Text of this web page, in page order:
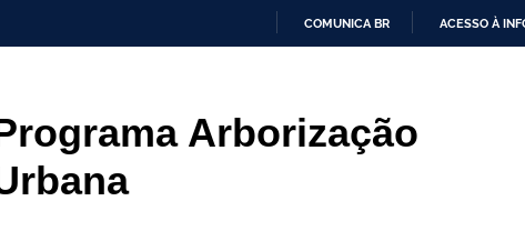
COMUNICA BR ACESSO À
Arborização